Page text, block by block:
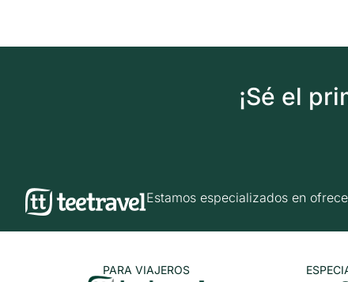
¡Sé el
Estamos especializados en
PARA VIAJEROS